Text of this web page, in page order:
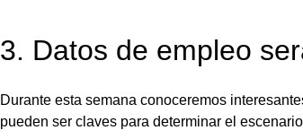
3. Datos de empleo
Durante esta semana conoceremos
pueden ser claves para determinar el